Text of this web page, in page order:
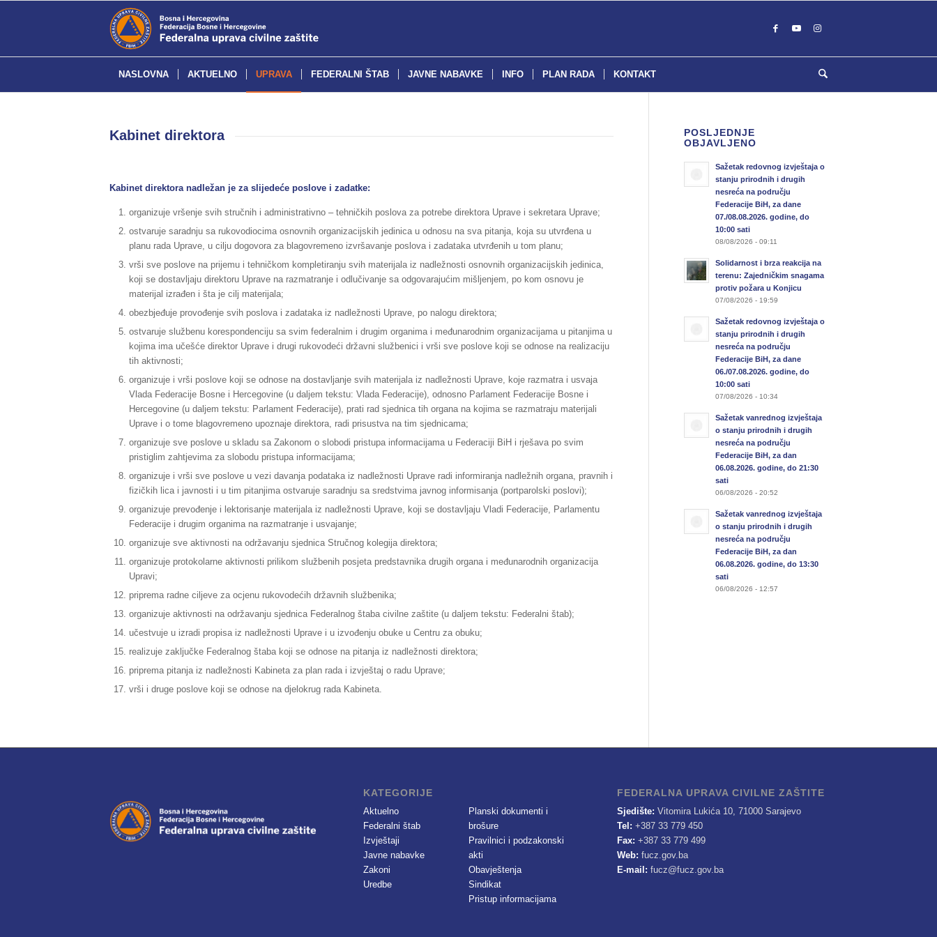
NASLOVNA AKTUELNO UPRAVA FEDERALNI ŠTAB JAVNE NABAVKE INFO PLAN RADA KONTAKT
Kabinet direktora
Kabinet direktora nadležan je za slijedeće poslove i zadatke:
organizuje vršenje svih stručnih i administrativno – tehničkih poslova za potrebe direktora Uprave i sekretara Uprave;
ostvaruje saradnju sa rukovodiocima osnovnih organizacijskih jedinica u odnosu na sva pitanja, koja su utvrđena u
planu rada Uprave, u cilju dogovora za blagovremeno izvršavanje poslova i zadataka utvrđenih u tom planu;
vrši sve poslove na prijemu i tehničkom kompletiranju svih materijala iz nadležnosti osnovnih organizacijskih jedinica,
koji se dostavljaju direktoru Uprave na razmatranje i odlučivanje sa odgovarajućim mišljenjem, po kom osnovu je
materijal izrađen i šta je cilj materijala;
obezbjeđuje provođenje svih poslova i zadataka iz nadležnosti Uprave, po nalogu direktora;
ostvaruje službenu korespondenciju sa svim federalnim i drugim organima i međunarodnim organizacijama u pitanjima u
kojima ima učešće direktor Uprave i drugi rukovodeći državni službenici i vrši sve poslove koji se odnose na realizaciju
tih aktivnosti;
organizuje i vrši poslove koji se odnose na dostavljanje svih materijala iz nadležnosti Uprave, koje razmatra i usvaja
Vlada Federacije Bosne i Hercegovine (u daljem tekstu: Vlada Federacije), odnosno Parlament Federacije Bosne i
Hercegovine (u daljem tekstu: Parlament Federacije), prati rad sjednica tih organa na kojima se razmatraju materijali
Uprave i o tome blagovremeno upoznaje direktora, radi prisustva na tim sjednicama;
organizuje sve poslove u skladu sa Zakonom o slobodi pristupa informacijama u Federaciji BiH i rješava po svim
pristiglim zahtjevima za slobodu pristupa informacijama;
organizuje i vrši sve poslove u vezi davanja podataka iz nadležnosti Uprave radi informiranja nadležnih organa, pravnih i
fizičkih lica i javnosti i u tim pitanjima ostvaruje saradnju sa sredstvima javnog informisanja (portparolski poslovi);
organizuje prevođenje i lektorisanje materijala iz nadležnosti Uprave, koji se dostavljaju Vladi Federacije, Parlamentu
Federacije i drugim organima na razmatranje i usvajanje;
organizuje sve aktivnosti na održavanju sjednica Stručnog kolegija direktora;
organizuje protokolarne aktivnosti prilikom službenih posjeta predstavnika drugih organa i međunarodnih organizacija
Upravi;
priprema radne ciljeve za ocjenu rukovodećih državnih službenika;
organizuje aktivnosti na održavanju sjednica Federalnog štaba civilne zaštite (u daljem tekstu: Federalni štab);
učestvuje u izradi propisa iz nadležnosti Uprave i u izvođenju obuke u Centru za obuku;
realizuje zaključke Federalnog štaba koji se odnose na pitanja iz nadležnosti direktora;
priprema pitanja iz nadležnosti Kabineta za plan rada i izvještaj o radu Uprave;
vrši i druge poslove koji se odnose na djelokrug rada Kabineta.
POSLJEDNJE
OBJAVLJENO
Sažetak redovnog izvještaja o
stanju prirodnih i drugih
nesreća na području
Federacije BiH, za dane
07./08.08.2026. godine, do
10:00 sati
08/08/2026 - 09:11
Solidarnost i brza reakcija na
terenu: Zajedničkim snagama
protiv požara u Konjicu
07/08/2026 - 19:59
Sažetak redovnog izvještaja o
stanju prirodnih i drugih
nesreća na području
Federacije BiH, za dane
06./07.08.2026. godine, do
10:00 sati
07/08/2026 - 10:34
Sažetak vanrednog izvještaja
o stanju prirodnih i drugih
nesreća na području
Federacije BiH, za dan
06.08.2026. godine, do 21:30
sati
06/08/2026 - 20:52
Sažetak vanrednog izvještaja
o stanju prirodnih i drugih
nesreća na području
Federacije BiH, za dan
06.08.2026. godine, do 13:30
sati
06/08/2026 - 12:57
KATEGORIJE
Aktuelno
Federalni štab
Izvještaji
Javne nabavke
Zakoni
Uredbe
Planski dokumenti i
brošure
Pravilnici i podzakonski
akti
Obavještenja
Sindikat
Pristup informacijama
FEDERALNA UPRAVA CIVILNE ZAŠTITE
Sjedište: Vitomira Lukića 10, 71000 Sarajevo
Tel: +387 33 779 450
Fax: +387 33 779 499
Web: fucz.gov.ba
E-mail: fucz@fucz.gov.ba